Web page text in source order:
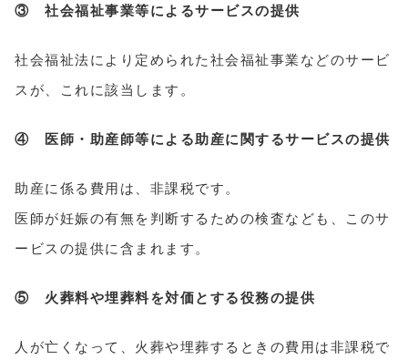
③ 社会福祉事業等によるサービスの提供
社会福祉法により定められた社会福祉事業などのサービ
スが、これに該当します。
④ 医師・助産師等による助産に関するサービスの提供
助産に係る費用は、非課税です。
医師が妊娠の有無を判断するための検査なども、このサ
ービスの提供に含まれます。
⑤ 火葬料や埋葬料を対価とする役務の提供
人が亡くなって、火葬や埋葬するときの費用は非課税で